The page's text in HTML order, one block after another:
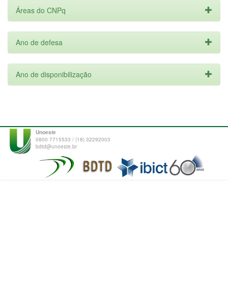
Áreas do CNPq
Ano de defesa
Ano de disponibilização
Unoeste
0800 7715533 / (18) 32292003
bdtd@unoeste.br